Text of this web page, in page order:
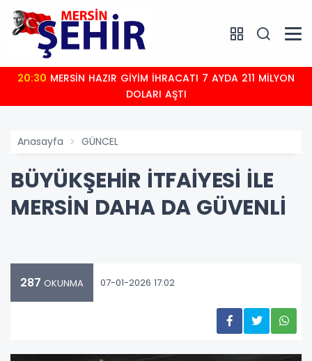
20:30
DOLARI AŞTI
Anasayfa GÜNCEL
BÜYÜKŞEHİR İTFAİYESİ İLE
MERSİN DAHA DA GÜVENLİ
287 OKUNMA 07-01-2026 17:02